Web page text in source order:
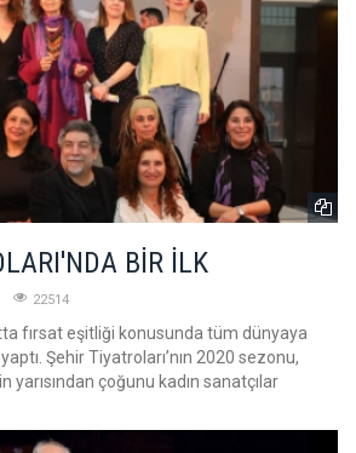
BİR İLK
22514
fırsat eşitliği konusunda tüm dünyaya
Şehir Tiyatroları’nın 2020 sezonu,
çoğunu kadın sanatçılar